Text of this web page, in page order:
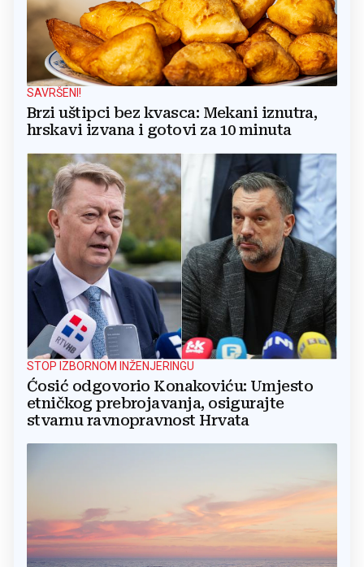
SAVRŠENI!
Brzi uštipci bez kvasca: Mekani iznutra,
hrskavi izvana i gotovi za 10 minuta
STOP IZBORNOM INŽENJERINGU
Ćosić odgovorio Konakoviću: Umjesto
etničkog prebrojavanja, osigurajte
stvarnu ravnopravnost Hrvata